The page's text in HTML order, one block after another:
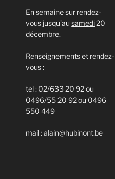
En semaine sur rendez-
vous jusqu’ausamedi20
décembre.
Renseignements et rendez-
vous :
tel : 02/633 20 92 ou
0496/55 20 92 ou 0496
550 449
mail :alain@hubinont.be